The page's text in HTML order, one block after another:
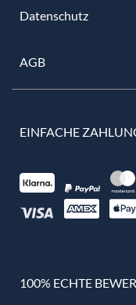
Datenschutz
AGB
EINFACHE
100% ECHTE